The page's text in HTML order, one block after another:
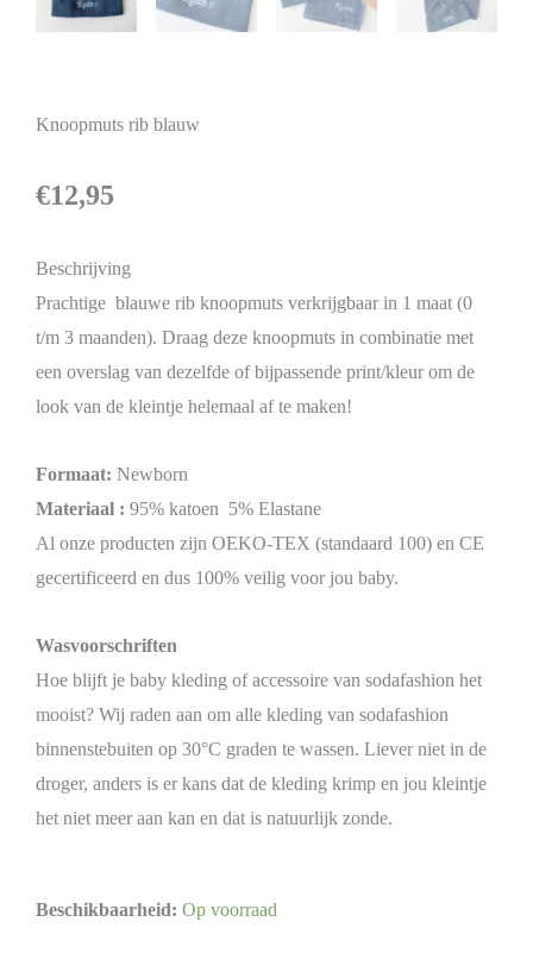
Knoopmuts rib blauw
€12,95
Beschrijving
Prachtige blauwe rib knoopmuts verkrijgbaar in 1 maat (0
t/m 3 maanden). Draag deze knoopmuts in combinatie met
een overslag van dezelfde of bijpassende print/kleur om de
look van de kleintje helemaal af te maken!
Formaat: Newborn
Materiaal : 95% katoen 5% Elastane
Al onze producten zijn OEKO-TEX (standaard 100) en CE
gecertificeerd en dus 100% veilig voor jou baby.
Wasvoorschriften
Hoe blijft je baby kleding of accessoire van sodafashion het
mooist? Wij raden aan om alle kleding van sodafashion
binnenstebuiten op 30°C graden te wassen. Liever niet in de
droger, anders is er kans dat de kleding krimp en jou kleintje
het niet meer aan kan en dat is natuurlijk zonde.
Beschikbaarheid: Op voorraad